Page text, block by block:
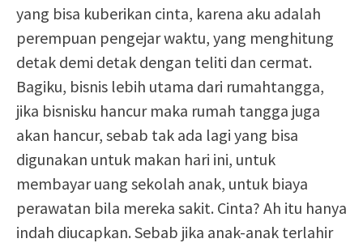
yang bisa kuberikan cinta, karena aku adalah
perempuan pengejar waktu, yang menghitung
detak demi detak dengan teliti dan cermat.
Bagiku, bisnis lebih utama dari rumahtangga,
jika bisnisku hancur maka rumah tangga juga
akan hancur, sebab tak ada lagi yang bisa
digunakan untuk makan hari ini, untuk
membayar uang sekolah anak, untuk biaya
perawatan bila mereka sakit. Cinta? Ah itu hanya
indah diucapkan. Sebab jika anak-anak terlahir